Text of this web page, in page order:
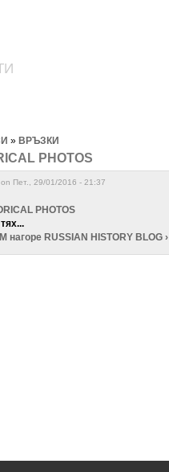
» ВРЪЗКИ
PHOTOS
Пет., 29/01/2016 - 21:37
PHOTOS
нагоре RUSSIAN HISTORY BLOG ›